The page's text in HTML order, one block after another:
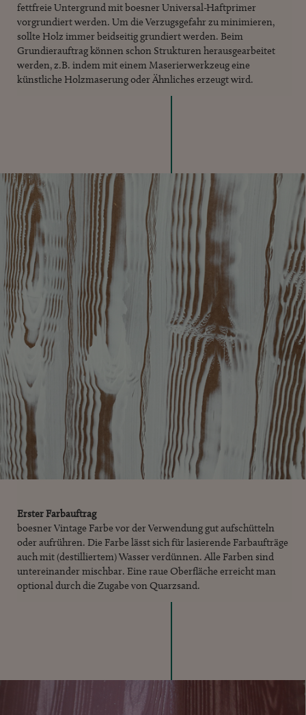
fettfreie Untergrund mit boesner Universal-Haftprimer
vorgrundiert werden. Um die Verzugsgefahr zu minimieren,
sollte Holz immer beidseitig grundiert werden. Beim
Grundierauftrag können schon Strukturen herausgearbeitet
werden, z.B. indem mit einem Maserierwerkzeug eine
künstliche Holzmaserung oder Ähnliches erzeugt wird.
Erster Farbauftrag
boesner Vintage Farbe vor der Verwendung gut aufschütteln
oder aufrühren. Die Farbe lässt sich für lasierende Farbaufträge
auch mit (destilliertem) Wasser verdünnen. Alle Farben sind
untereinander mischbar. Eine raue Oberfläche erreicht man
optional durch die Zugabe von Quarzsand.